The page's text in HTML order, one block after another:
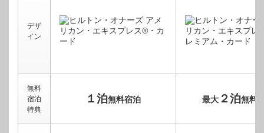
デザ
イン
無料
宿泊
特典
１泊無料宿泊 最大２泊無料